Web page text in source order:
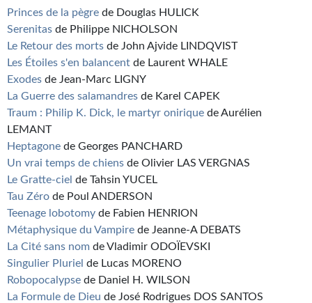
Princes de la pègre de Douglas HULICK
Serenitas de Philippe NICHOLSON
Le Retour des morts de John Ajvide LINDQVIST
Les Étoiles s'en balancent de Laurent WHALE
Exodes de Jean-Marc LIGNY
La Guerre des salamandres de Karel CAPEK
Traum : Philip K. Dick, le martyr onirique de Aurélien
LEMANT
Heptagone de Georges PANCHARD
Un vrai temps de chiens de Olivier LAS VERGNAS
Le Gratte-ciel de Tahsin YUCEL
Tau Zéro de Poul ANDERSON
Teenage lobotomy de Fabien HENRION
Métaphysique du Vampire de Jeanne-A DEBATS
La Cité sans nom de Vladimir ODOÏEVSKI
Singulier Pluriel de Lucas MORENO
Robopocalypse de Daniel H. WILSON
La Formule de Dieu de José Rodrigues DOS SANTOS